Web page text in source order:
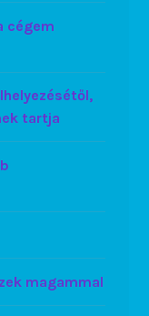
cégem
tartja
magammal